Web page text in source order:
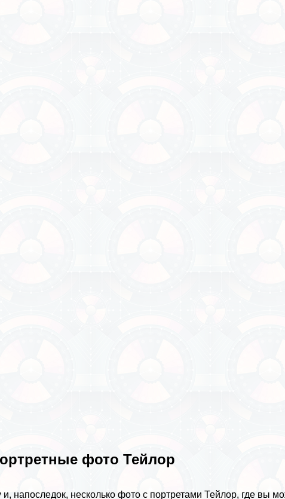
фото Тейлор
и, напоследок, несколько фото с портретами Тейлор, где вы